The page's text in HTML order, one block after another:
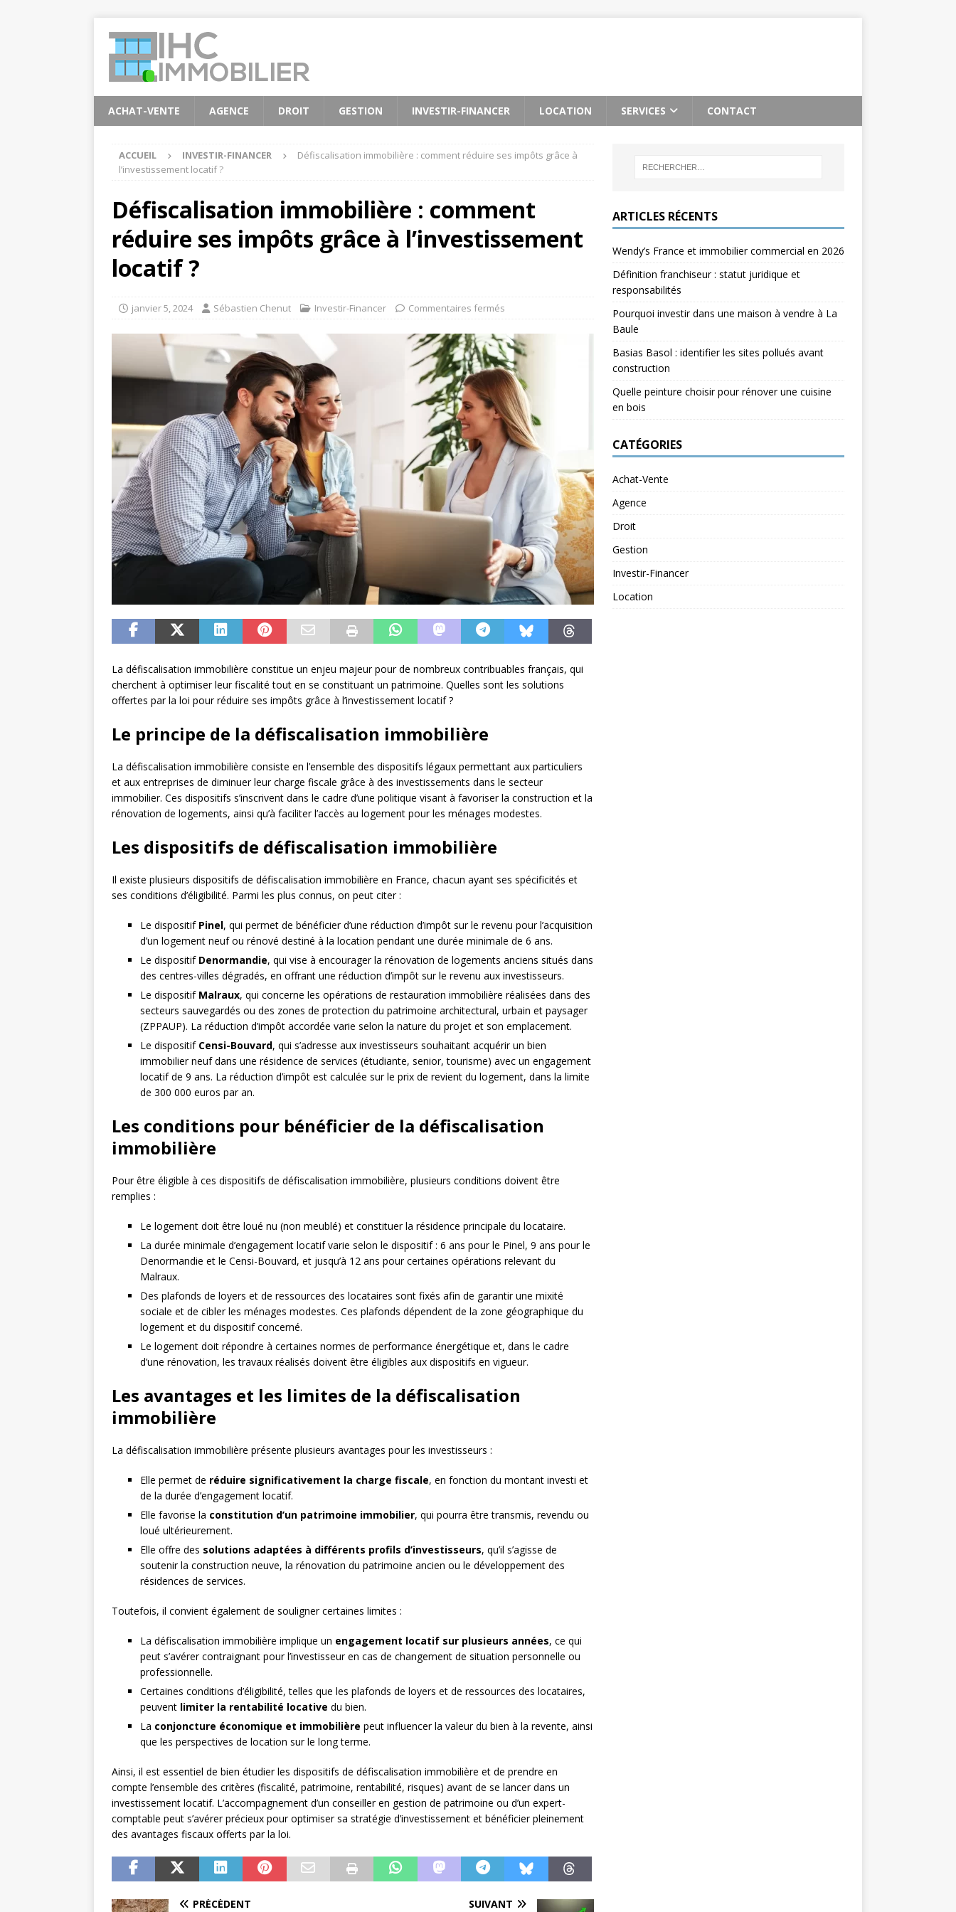
ACHAT-VENTE AGENCE DROIT GESTION INVESTIR-FINANCER LOCATION SERVICES CONTACT
ACCUEIL INVESTIR-FINANCER
Défiscalisation immobilière : comment réduire ses impôts grâce à
l’investissement locatif ?
Défiscalisation immobilière : comment
réduire ses impôts grâce à l’investissement
locatif ?
janvier 5, 2024 Sébastien Chenut Investir-Financer Commentaires fermés
La défiscalisation immobilière constitue un enjeu majeur pour de nombreux contribuables français, qui
cherchent à optimiser leur fiscalité tout en se constituant un patrimoine. Quelles sont les solutions
offertes par la loi pour réduire ses impôts grâce à l’investissement locatif ?
Le principe de la défiscalisation immobilière
La défiscalisation immobilière consiste en l’ensemble des dispositifs légaux permettant aux particuliers
et aux entreprises de diminuer leur charge fiscale grâce à des investissements dans le secteur
immobilier. Ces dispositifs s’inscrivent dans le cadre d’une politique visant à favoriser la construction et la
rénovation de logements, ainsi qu’à faciliter l’accès au logement pour les ménages modestes.
Les dispositifs de défiscalisation immobilière
Il existe plusieurs dispositifs de défiscalisation immobilière en France, chacun ayant ses spécificités et
ses conditions d’éligibilité. Parmi les plus connus, on peut citer :
Le dispositif Pinel, qui permet de bénéficier d’une réduction d’impôt sur le revenu pour l’acquisition
d’un logement neuf ou rénové destiné à la location pendant une durée minimale de 6 ans.
Le dispositif Denormandie, qui vise à encourager la rénovation de logements anciens situés dans
des centres-villes dégradés, en offrant une réduction d’impôt sur le revenu aux investisseurs.
Le dispositif Malraux, qui concerne les opérations de restauration immobilière réalisées dans des
secteurs sauvegardés ou des zones de protection du patrimoine architectural, urbain et paysager
(ZPPAUP). La réduction d’impôt accordée varie selon la nature du projet et son emplacement.
Le dispositif Censi-Bouvard, qui s’adresse aux investisseurs souhaitant acquérir un bien
immobilier neuf dans une résidence de services (étudiante, senior, tourisme) avec un engagement
locatif de 9 ans. La réduction d’impôt est calculée sur le prix de revient du logement, dans la limite
de 300 000 euros par an.
Les conditions pour bénéficier de la défiscalisation
immobilière
Pour être éligible à ces dispositifs de défiscalisation immobilière, plusieurs conditions doivent être
remplies :
Le logement doit être loué nu (non meublé) et constituer la résidence principale du locataire.
La durée minimale d’engagement locatif varie selon le dispositif : 6 ans pour le Pinel, 9 ans pour le
Denormandie et le Censi-Bouvard, et jusqu’à 12 ans pour certaines opérations relevant du
Malraux.
Des plafonds de loyers et de ressources des locataires sont fixés afin de garantir une mixité
sociale et de cibler les ménages modestes. Ces plafonds dépendent de la zone géographique du
logement et du dispositif concerné.
Le logement doit répondre à certaines normes de performance énergétique et, dans le cadre
d’une rénovation, les travaux réalisés doivent être éligibles aux dispositifs en vigueur.
Les avantages et les limites de la défiscalisation
immobilière
La défiscalisation immobilière présente plusieurs avantages pour les investisseurs :
Elle permet de réduire significativement la charge fiscale, en fonction du montant investi et
de la durée d’engagement locatif.
Elle favorise la constitution d’un patrimoine immobilier, qui pourra être transmis, revendu ou
loué ultérieurement.
Elle offre des solutions adaptées à différents profils d’investisseurs, qu’il s’agisse de
soutenir la construction neuve, la rénovation du patrimoine ancien ou le développement des
résidences de services.
Toutefois, il convient également de souligner certaines limites :
La défiscalisation immobilière implique un engagement locatif sur plusieurs années, ce qui
peut s’avérer contraignant pour l’investisseur en cas de changement de situation personnelle ou
professionnelle.
Certaines conditions d’éligibilité, telles que les plafonds de loyers et de ressources des locataires,
peuvent limiter la rentabilité locative du bien.
La conjoncture économique et immobilière peut influencer la valeur du bien à la revente, ainsi
que les perspectives de location sur le long terme.
Ainsi, il est essentiel de bien étudier les dispositifs de défiscalisation immobilière et de prendre en
compte l’ensemble des critères (fiscalité, patrimoine, rentabilité, risques) avant de se lancer dans un
investissement locatif. L’accompagnement d’un conseiller en gestion de patrimoine ou d’un expert-
comptable peut s’avérer précieux pour optimiser sa stratégie d’investissement et bénéficier pleinement
des avantages fiscaux offerts par la loi.
PRÉCÉDENT SUIVANT
ARTICLES RÉCENTS
Wendy’s France et immobilier commercial en 2026
Définition franchiseur : statut juridique et
responsabilités
Pourquoi investir dans une maison à vendre à La
Baule
Basias Basol : identifier les sites pollués avant
construction
Quelle peinture choisir pour rénover une cuisine
en bois
CATÉGORIES
Achat-Vente
Agence
Droit
Gestion
Investir-Financer
Location